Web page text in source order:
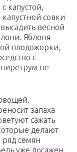
капустой,
совки
весной
Яблоня
плодожорки,
с
не
запаха
сажать
делают
семян
уже посажен,